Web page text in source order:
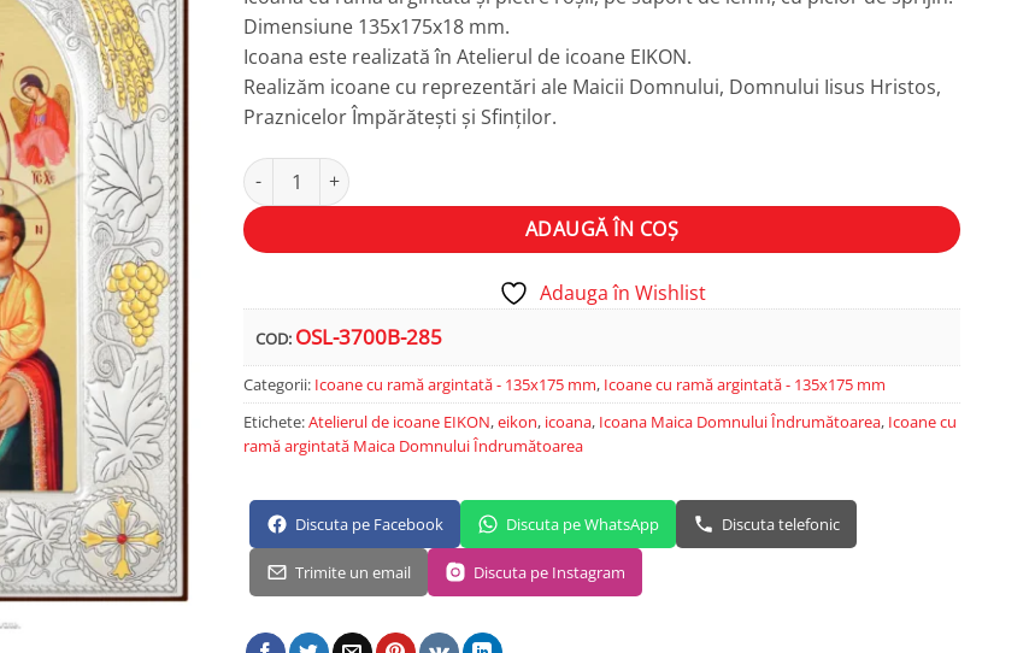
Dimensiune 135x175x18 mm.
Icoana este realizată în Atelierul de icoane EIKON.
Realizăm icoane cu reprezentări ale Maicii Domnului, Domnului Iisus Hristos,
Praznicelor Împărătești și Sfinților.
Cantitate Maica Domnului Îndrumătoarea
ADAUGĂ ÎN COȘ
Alternative:
Adauga în Wishlist
COD: OSL-3700B-285
Categorii: Icoane cu ramă argintată - 135x175 mm, Icoane cu ramă argintată - 135x175 mm
Etichete:Atelierul de icoane EIKON,eikon, icoana, Icoana Maica Domnului Îndrumătoarea, Icoane cu
ramă argintată Maica Domnului Îndrumătoarea
Discuta pe Facebook Discuta pe WhatsApp Discuta telefonic
Trimite un email Discuta pe Instagram